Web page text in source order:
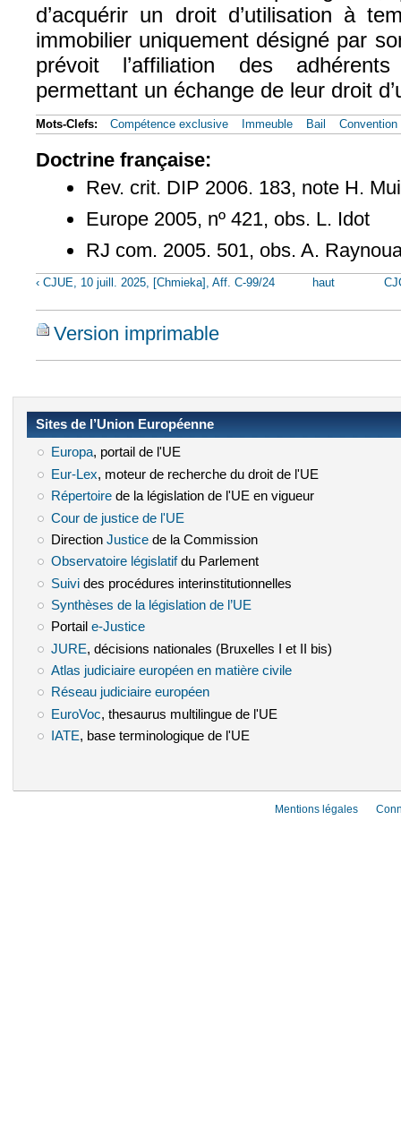
d’acquérir un droit d’utilisation à
immobilier uniquement désigné par
prévoit l’affiliation des
permettant un échange de leur droit
Mots-Clefs: Compétence exclusive Immeuble Bail
Doctrine française:
Rev. crit. DIP 2006. 183, note H.
Europe 2005, nº 421, obs. L. Idot
RJ com. 2005. 501, obs. A.
‹ CJUE, 10 juill. 2025, [Chmieka], Aff. C-99/24 haut
Version imprimable
Sites de l’Union Européenne
Europa(le lien est externe)
, portail de l'UE
Eur-Lex (le lien est externe)
, moteur de recherche du droit de l'UE
Répertoire(le lien est externe)
de la législation de l'UE en vigueur
Cour de justice de l'UE
Direction Justice(le lien est externe)
de la Commission
Observatoire législatif(le lien est externe)
du Parlement
Suivi(le lien est externe)
des procédures interinstitutionnelles
Synthèses de la législation de l’UE
Portail e-Justice(le lien est externe)
JURE (le lien est externe)
, décisions nationales (Bruxelles I et II bis)
Atlas judiciaire européen en matière civile(le lien est externe)
Réseau judiciaire européen(le lien est externe)
EuroVoc (le lien est externe)
, thesaurus multilingue de l'UE
IATE(le lien est externe)
, base terminologique de l'UE
Mentions légales